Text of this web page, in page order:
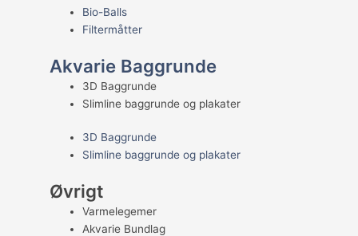
Bio-Balls
Filtermåtter
Akvarie Baggrunde
3D Baggrunde
Slimline baggrunde og plakater
3D Baggrunde
Slimline baggrunde og plakater
Øvrigt
Varmelegemer
Akvarie Bundlag